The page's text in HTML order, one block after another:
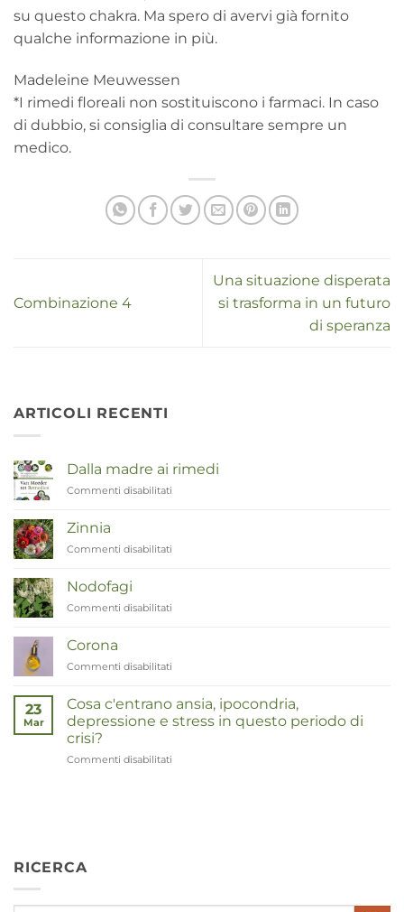
su questo chakra. Ma spero di avervi già fornito
qualche informazione in più.
Madeleine Meuwessen
*I rimedi floreali non sostituiscono i farmaci. In caso
di dubbio, si consiglia di consultare sempre un
medico.
Combinazione 4
Una situazione disperata
si trasforma in un futuro
di speranza
ARTICOLI RECENTI
Dalla madre ai rimedi
Commenti disabilitati
Zinnia
Commenti disabilitati
Nodofagi
Commenti disabilitati
Corona
Commenti disabilitati
23
Mar
Cosa c'entrano ansia, ipocondria,
depressione e stress in questo periodo di
crisi?
Commenti disabilitati
RICERCA